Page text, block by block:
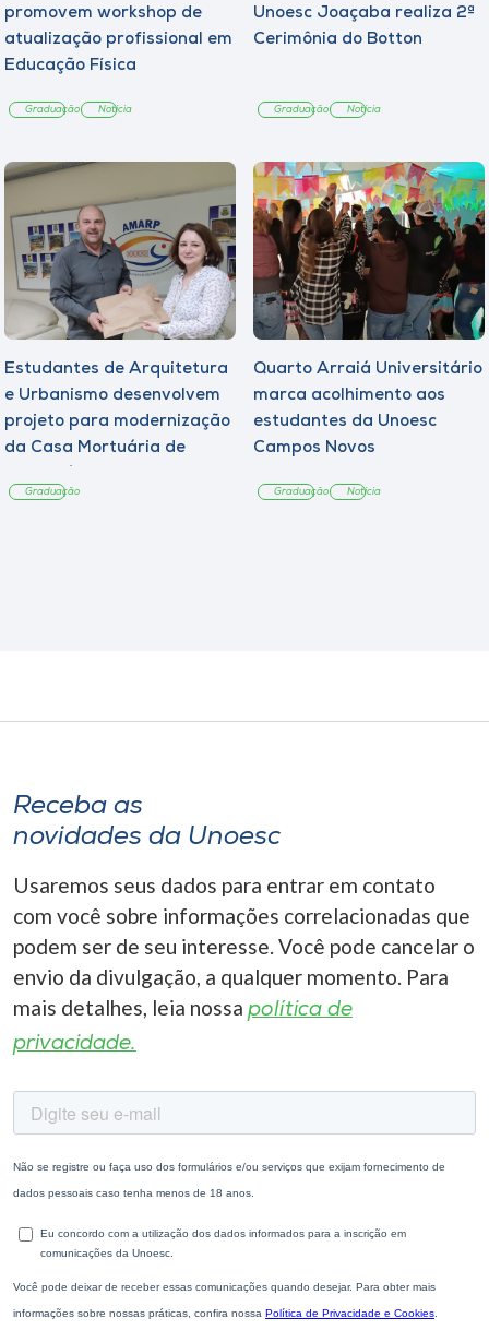
promovem workshop de
atualização profissional em
Educação Física
Graduação Notícia
Unoesc Joaçaba realiza 2ª
Cerimônia do Botton
Graduação Notícia
Estudantes de Arquitetura
e Urbanismo desenvolvem
projeto para modernização
da Casa Mortuária de
Graduação
Quarto Arraiá Universitário
marca acolhimento aos
estudantes da Unoesc
Campos Novos
Graduação Notícia
Receba as
novidades da Unoesc
Usaremos seus dados para entrar em contato
com você sobre informações correlacionadas que
podem ser de seu interesse. Você pode cancelar o
envio da divulgação, a qualquer momento. Para
mais detalhes, leia nossa política de
privacidade.